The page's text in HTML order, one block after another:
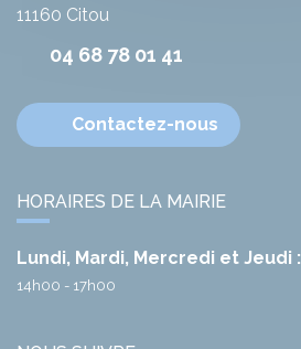
11160 Citou
04 68 78 01 41
Contactez-nous
HORAIRES DE LA MAIRIE
Lundi, Mardi, Mercredi et Jeudi :
14h00 - 17h00